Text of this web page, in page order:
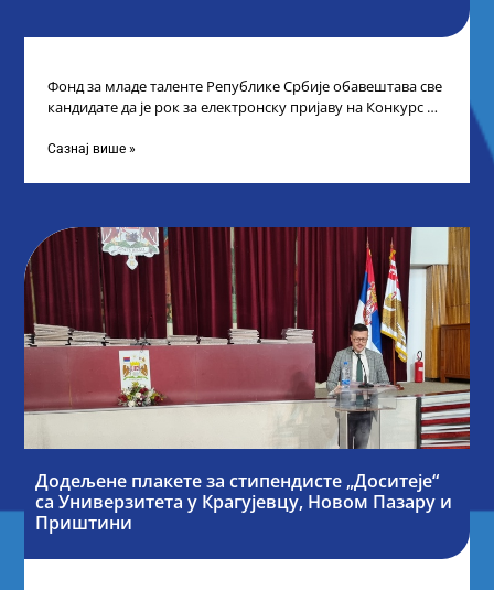
Фонд за младе таленте Републике Србије обавештава све
кандидате да је рок за електронску пријаву на Конкурс за
Сазнај више »
Додељене плакете за стипендисте „Доситеје“
са Универзитета у Крагујевцу, Новом Пазару и
Приштини